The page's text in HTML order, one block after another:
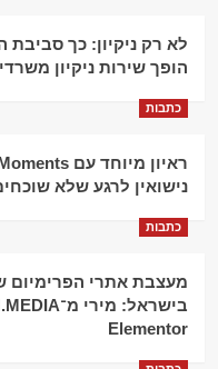
לא רק ניקיון: כך
הופך שירות ניקיון
כתבות
נישואין לרגע שלא
כתבות
מעצבת אתרי הפרימיום
Elementor